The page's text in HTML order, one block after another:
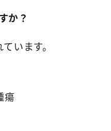
か？
います。
瘍